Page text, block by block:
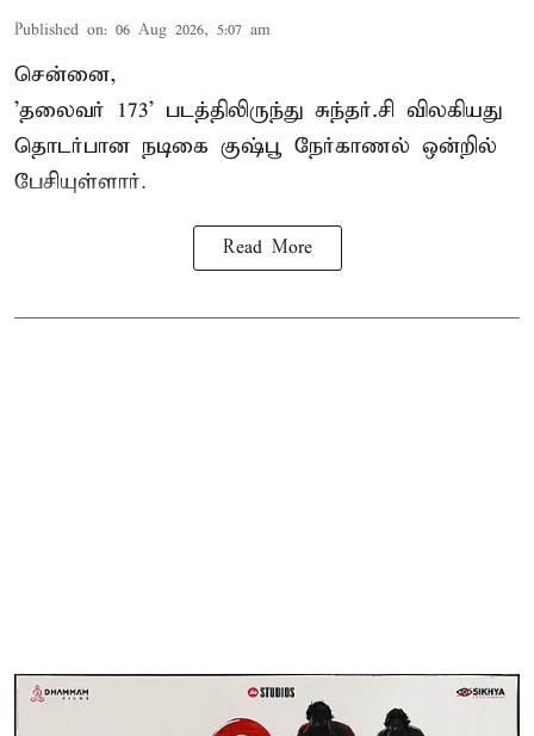
Published on: 06 Aug 2026, 5:07 am
சென்னை,
'தலைவர் 173' படத்திலிருந்து சுந்தர்.சி விலகியது
தொடர்பான நடிகை குஷ்பூ நேர்காணல் ஒன்றில்
பேசியுள்ளார்.
Read More